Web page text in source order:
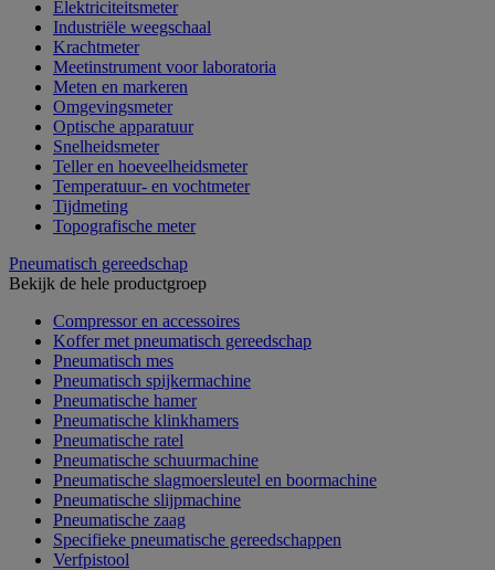
Elektriciteitsmeter
Industriële weegschaal
Krachtmeter
Meetinstrument voor laboratoria
Meten en markeren
Omgevingsmeter
Optische apparatuur
Snelheidsmeter
Teller en hoeveelheidsmeter
Temperatuur- en vochtmeter
Tijdmeting
Topografische meter
Pneumatisch gereedschap
Bekijk de hele productgroep
Compressor en accessoires
Koffer met pneumatisch gereedschap
Pneumatisch mes
Pneumatisch spijkermachine
Pneumatische hamer
Pneumatische klinkhamers
Pneumatische ratel
Pneumatische schuurmachine
Pneumatische slagmoersleutel en boormachine
Pneumatische slijpmachine
Pneumatische zaag
Specifieke pneumatische gereedschappen
Verfpistool